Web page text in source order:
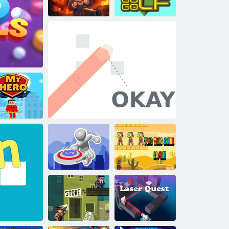
Luchaball
departe
Păstrează-o în
Bine
erou
MR DISC:
Slingshot Strike
Tung Tung
Sahur Zombie